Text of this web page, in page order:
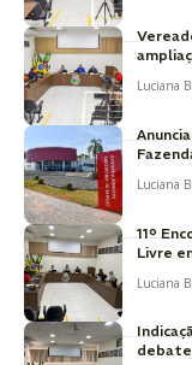
Luciana
Luciana
11º
Livre
Luciana